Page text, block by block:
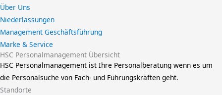
Über Uns
Niederlassungen
Management Geschäftsführung
Marke & Service
HSC Personalmanagement Übersicht
HSC Personalmanagement ist Ihre Personalberatung wenn es um
die Personalsuche von Fach- und Führungskräften geht.
Standorte